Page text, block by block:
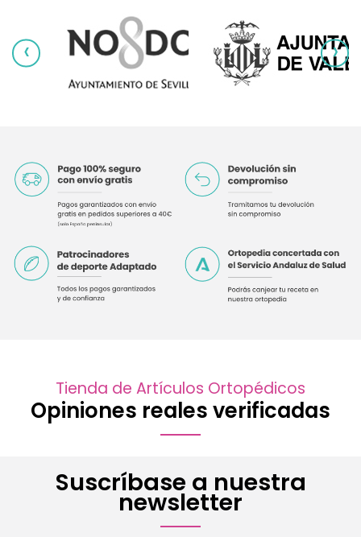
‹ ›
Tienda de Artículos Ortopédicos
Opiniones reales verificadas
Suscríbase a nuestra
newsletter